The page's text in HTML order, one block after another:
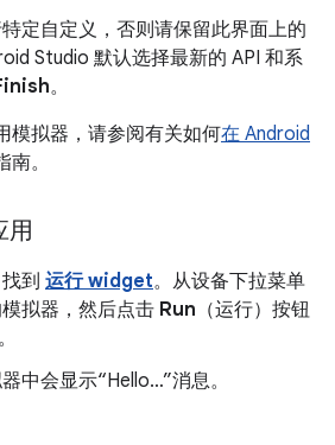
定自定义，否则请保留此界面上的
Studio 默认选择最新的 API 和系
。
模拟器，请参阅有关如何在 Android
南。
用
到 运行 widget。从设备下拉菜单
拟器，然后点击 Run （运行）按钮
中会显示“Hello…”消息。